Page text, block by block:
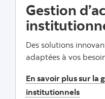
Gestion
Des solutions
adaptées à vos
En savoir plus sur la
institutionnels